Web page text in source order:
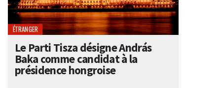
ÉTRANGER
Le Parti Tisza désigne András
Baka comme candidat à la
présidence hongroise